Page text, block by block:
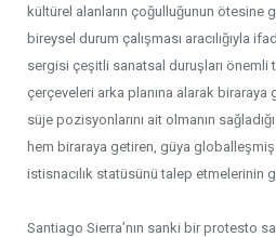
kültürel alanların çoğulluğunun ötesine
bireysel durum çalışması aracılığıyla
sergisi çeşitli sanatsal duruşları önemli
çerçeveleri arka planına alarak
süje pozisyonlarını ait olmanın
hem biraraya getiren, güya
istisnacılık statüsünü talep etmelerinin
Santiago Sierra’nın sanki bir protesto